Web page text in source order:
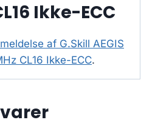
Ikke-ECC
af G.Skill AEGIS
CL16 Ikke-ECC.